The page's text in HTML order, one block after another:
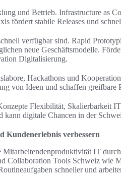
und Betrieb. Infrastructure as
fördert stabile Releases und
verfügbar sind. Rapid
neue Geschäftsmodelle.
Digitalisierung.
Hackathons und
von Ideen und schaffen greifbare
Flexibilität, Skalierbarkeit
kann digitale Chancen in der
verbessern
IT
Collaboration Tools Schweiz wie
schneller und